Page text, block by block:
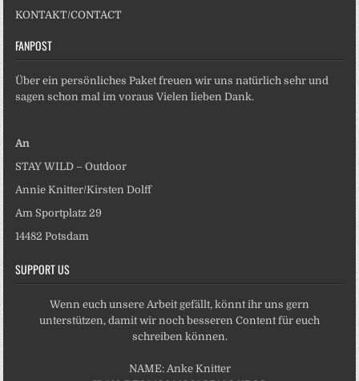
KONTAKT/CONTACT
FANPOST
Über ein persönliches Paket freuen wir uns natürlich sehr und
sagen schon mal im voraus Vielen lieben Dank.
An
STAY WILD – Outdoor
Annie Knitter/Kirsten Dolff
Am Sportplatz 29
14482 Potsdam
SUPPORT US
Wenn euch unsere Arbeit gefällt, könnt ihr uns gern
unterstützen, damit wir noch besseren Content für euch
schreiben können.
NAME: Anke Knitter